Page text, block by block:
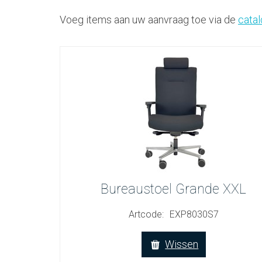
Voeg items aan uw aanvraag toe via de
Bureaustoel Grande XXL
Artcode: EXP8030S7
Wissen